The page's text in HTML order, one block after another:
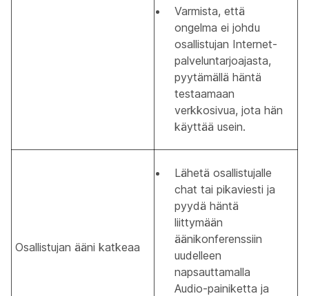
Varmista, että
ongelma ei johdu
osallistujan Internet-
palveluntarjoajasta,
pyytämällä häntä
testaamaan
verkkosivua, jota hän
käyttää usein.
Osallistujan ääni katkeaa
Lähetä osallistujalle
chat tai pikaviesti ja
pyydä häntä
liittymään
äänikonferenssiin
uudelleen
napsauttamalla
Audio-painiketta ja